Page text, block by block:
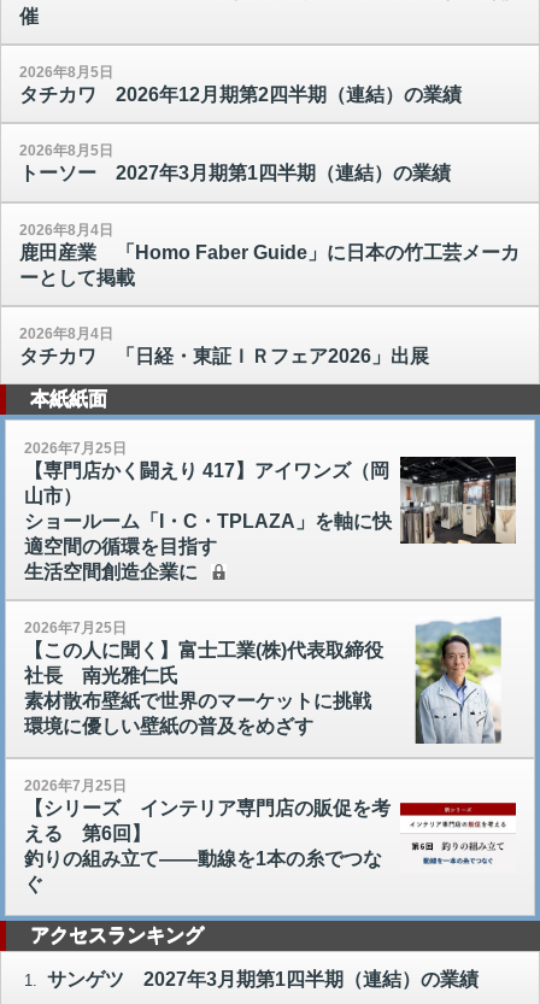
催
2026年8月5日
タチカワ 2026年12月期第2四半期（連結）の業績
2026年8月5日
トーソー 2027年3月期第1四半期（連結）の業績
2026年8月4日
鹿田産業 「Homo Faber Guide」に日本の竹工芸メーカ
ーとして掲載
2026年8月4日
タチカワ 「日経・東証ＩＲフェア2026」出展
本紙紙面
2026年7月25日
【専門店かく闘えり 417】アイワンズ（岡
山市）
ショールーム「I・C・TPLAZA」を軸に快
適空間の循環を目指す
生活空間創造企業に
2026年7月25日
【この人に聞く】富士工業(株)代表取締役
社長 南光雅仁氏
素材散布壁紙で世界のマーケットに挑戦
環境に優しい壁紙の普及をめざす
2026年7月25日
【シリーズ インテリア専門店の販促を考
える 第6回】
釣りの組み立て――動線を1本の糸でつな
ぐ
アクセスランキング
1. サンゲツ 2027年3月期第1四半期（連結）の業績